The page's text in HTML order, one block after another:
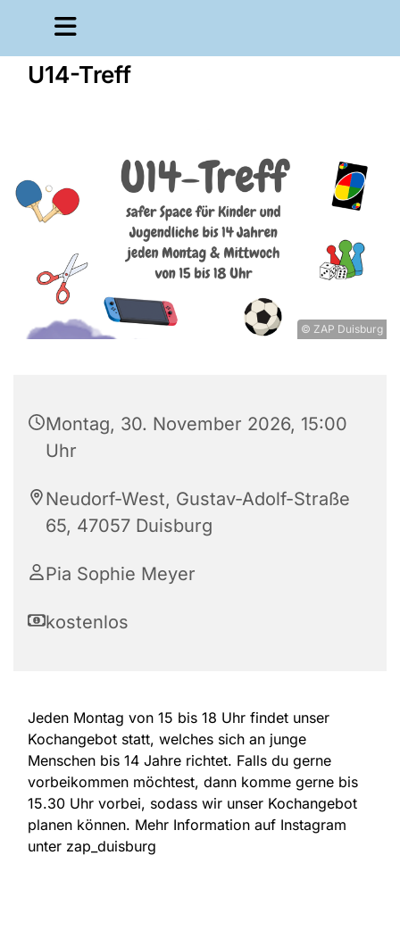
U14-Treff
© ZAP Duisburg
Montag, 30. November 2026, 15:00
Uhr
Neudorf-West, Gustav-Adolf-Straße
65, 47057 Duisburg
Pia Sophie Meyer
kostenlos
Jeden Montag von 15 bis 18 Uhr findet unser
Kochangebot statt, welches sich an junge
Menschen bis 14 Jahre richtet. Falls du gerne
vorbeikommen möchtest, dann komme gerne bis
15.30 Uhr vorbei, sodass wir unser Kochangebot
planen können. Mehr Information auf Instagram
unter zap_duisburg